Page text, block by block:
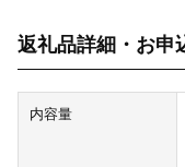
返礼品詳細・お申
内容量